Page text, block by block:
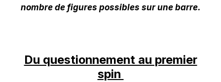
nombre de figures possibles sur une barre.
Du questionnement au premier
spin